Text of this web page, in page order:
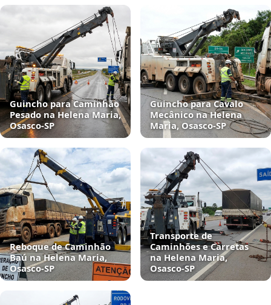
Guincho para Caminhão
Pesado na Helena Maria,
Osasco‑SP
Guincho para Cavalo
Mecânico na Helena
Maria, Osasco‑SP
Reboque de Caminhão
Baú na Helena Maria,
Osasco‑SP
Transporte de
Caminhões e Carretas
na Helena Maria,
Osasco‑SP